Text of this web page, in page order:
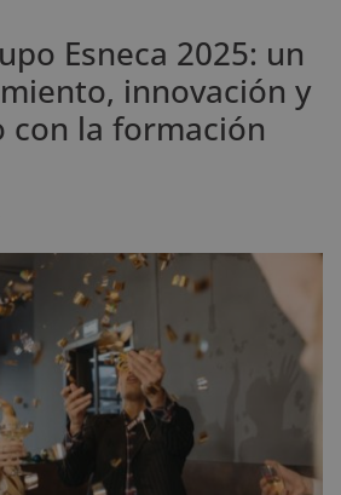
Esneca 2025: un
innovación y
con la formación